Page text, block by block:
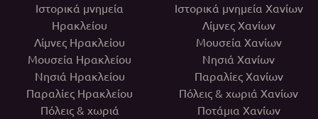
Ιστορικά μνημεία
Ηρακλείου
Λίμνες Ηρακλείου
Μουσεία Ηρακλείου
Νησιά Ηρακλείου
Παραλίες Ηρακλείου
Πόλεις & χωριά
Ιστορικά μνημεία Χανίων
Λίμνες Χανίων
Μουσεία Χανίων
Νησιά Χανίων
Παραλίες Χανίων
Πόλεις & χωριά Χανίων
Ποτάμια Χανίων